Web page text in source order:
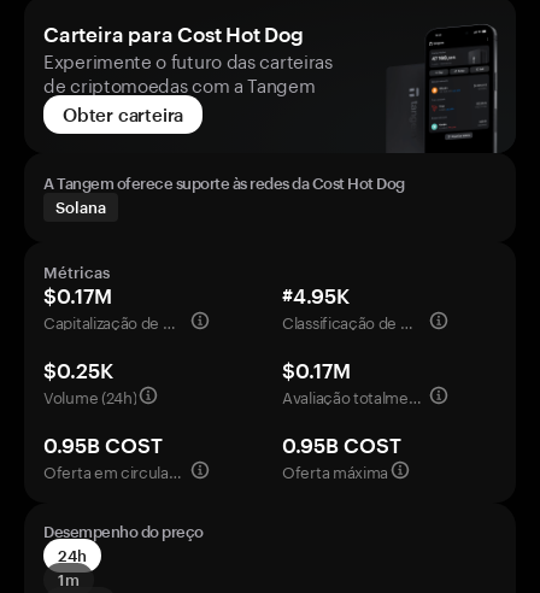
Carteira para Cost Hot Dog
Experimente o futuro das carteiras
de criptomoedas com a Tangem
Obter carteira
A Tangem oferece suporte às redes da Cost Hot Dog
Solana
Métricas
$0.17M
Capitalização de mercado
#4.95K
Classificação de mercado
$0.25K
Volume (24h)
$0.17M
Avaliação totalmente diluída
0.95B COST
Oferta em circulação
0.95B COST
Oferta máxima
Desempenho do preço
24h
1m